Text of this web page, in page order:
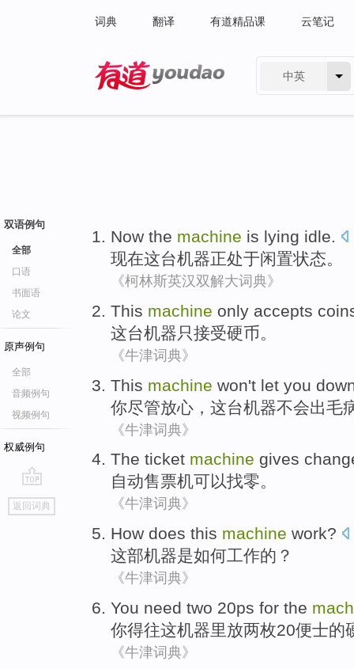
词典 翻译 有道精品课 云笔记
中英
双语例句
全部
口语
书面语
论文
原声例句
全部
音频例句
视频例句
权威例句
go
top
返回词典
Now the machine is lying idle.
现在这台机器正处于闲置状态。
《柯林斯英汉双解大词典》
This machine only accepts
这台机器只接受硬币。
《牛津词典》
This machine won't let you
你尽管放心， 这台机器不会出毛
《牛津词典》
The ticket machine gives
自动售票机可以找零。
《牛津词典》
How does this machine work?
这部机器是如何工作的？
《牛津词典》
You need two 20ps for the
你得往这机器里放两枚20便士的
《牛津词典》